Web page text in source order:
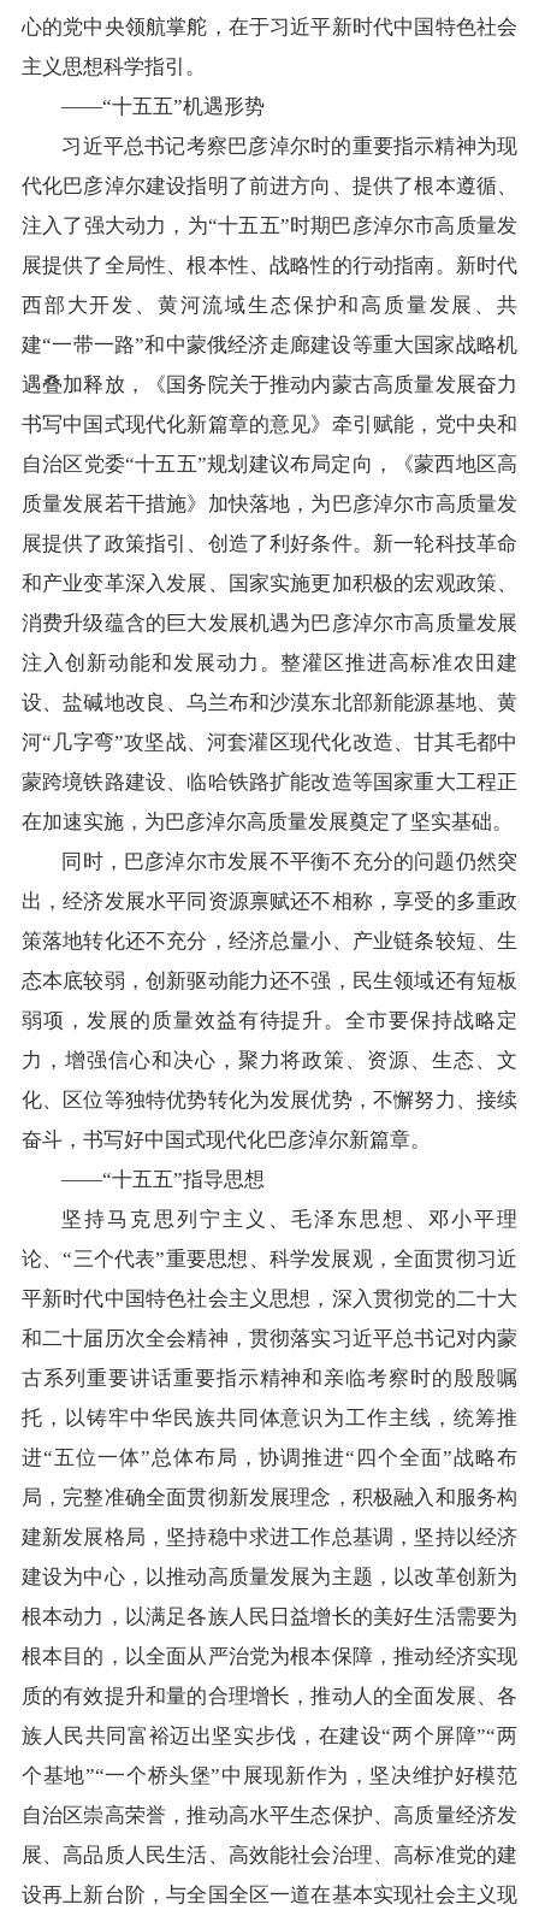
心的党中央领航掌舵，在于习近平新时代中国特色社会
主义思想科学指引。
——“十五五”机遇形势
习近平总书记考察巴彦淖尔时的重要指示精神为现
代化巴彦淖尔建设指明了前进方向、提供了根本遵循、
注入了强大动力，为“十五五”时期巴彦淖尔市高质量发
展提供了全局性、根本性、战略性的行动指南。新时代
西部大开发、黄河流域生态保护和高质量发展、共
建“一带一路”和中蒙俄经济走廊建设等重大国家战略机
遇叠加释放，《国务院关于推动内蒙古高质量发展奋力
书写中国式现代化新篇章的意见》牵引赋能，党中央和
自治区党委“十五五”规划建议布局定向，《蒙西地区高
质量发展若干措施》加快落地，为巴彦淖尔市高质量发
展提供了政策指引、创造了利好条件。新一轮科技革命
和产业变革深入发展、国家实施更加积极的宏观政策、
消费升级蕴含的巨大发展机遇为巴彦淖尔市高质量发展
注入创新动能和发展动力。整灌区推进高标准农田建
设、盐碱地改良、乌兰布和沙漠东北部新能源基地、黄
河“几字弯”攻坚战、河套灌区现代化改造、甘其毛都中
蒙跨境铁路建设、临哈铁路扩能改造等国家重大工程正
在加速实施，为巴彦淖尔高质量发展奠定了坚实基础。
同时，巴彦淖尔市发展不平衡不充分的问题仍然突
出，经济发展水平同资源禀赋还不相称，享受的多重政
策落地转化还不充分，经济总量小、产业链条较短、生
态本底较弱，创新驱动能力还不强，民生领域还有短板
弱项，发展的质量效益有待提升。全市要保持战略定
力，增强信心和决心，聚力将政策、资源、生态、文
化、区位等独特优势转化为发展优势，不懈努力、接续
奋斗，书写好中国式现代化巴彦淖尔新篇章。
——“十五五”指导思想
坚持马克思列宁主义、毛泽东思想、邓小平理
论、“三个代表”重要思想、科学发展观，全面贯彻习近
平新时代中国特色社会主义思想，深入贯彻党的二十大
和二十届历次全会精神，贯彻落实习近平总书记对内蒙
古系列重要讲话重要指示精神和亲临考察时的殷殷嘱
托，以铸牢中华民族共同体意识为工作主线，统筹推
进“五位一体”总体布局，协调推进“四个全面”战略布
局，完整准确全面贯彻新发展理念，积极融入和服务构
建新发展格局，坚持稳中求进工作总基调，坚持以经济
建设为中心，以推动高质量发展为主题，以改革创新为
根本动力，以满足各族人民日益增长的美好生活需要为
根本目的，以全面从严治党为根本保障，推动经济实现
质的有效提升和量的合理增长，推动人的全面发展、各
族人民共同富裕迈出坚实步伐，在建设“两个屏障”“两
个基地”“一个桥头堡”中展现新作为，坚决维护好模范
自治区崇高荣誉，推动高水平生态保护、高质量经济发
展、高品质人民生活、高效能社会治理、高标准党的建
设再上新台阶，与全国全区一道在基本实现社会主义现